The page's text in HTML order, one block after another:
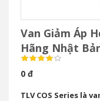
Van Giảm Áp
Hãng Nhật
0 đ
TLV COS Series là